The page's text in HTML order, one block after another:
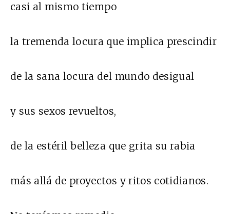
casi al mismo tiempo
la tremenda locura que implica prescindir
de la sana locura del mundo desigual
y sus sexos revueltos,
de la estéril belleza que grita su rabia
más allá de proyectos y ritos cotidianos.